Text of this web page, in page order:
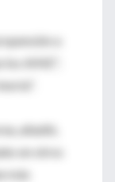
a
AINE",
añadió,
en otros
más